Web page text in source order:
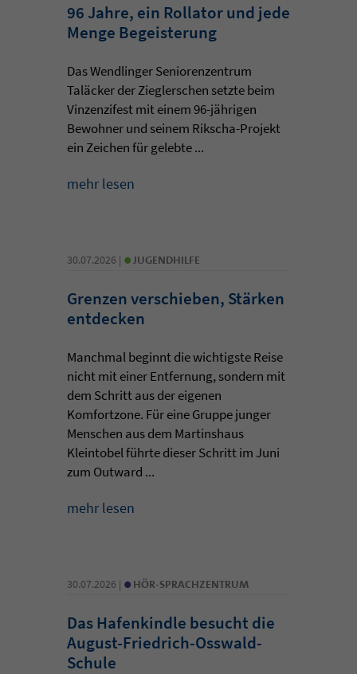
96 Jahre, ein Rollator und jede
Menge Begeisterung
Das Wendlinger Seniorenzentrum
Taläcker der Zieglerschen setzte beim
Vinzenzifest mit einem 96-jährigen
Bewohner und seinem Rikscha-Projekt
ein Zeichen für gelebte ...
mehr lesen
30.07.2026 | • JUGENDHILFE
Grenzen verschieben, Stärken
entdecken
Manchmal beginnt die wichtigste Reise
nicht mit einer Entfernung, sondern mit
dem Schritt aus der eigenen
Komfortzone. Für eine Gruppe junger
Menschen aus dem Martinshaus
Kleintobel führte dieser Schritt im Juni
zum Outward ...
mehr lesen
30.07.2026 | • HÖR-SPRACHZENTRUM
Das Hafenkindle besucht die
August-Friedrich-Osswald-
Schule